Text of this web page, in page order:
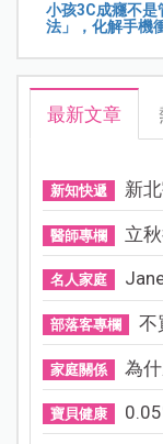
小孩3C成癮不是
法」，化解手機
最新文章
新知快遞 新
醫師專欄 立
名人家庭
部落客專欄 不
家庭關係 為
寶貝健康